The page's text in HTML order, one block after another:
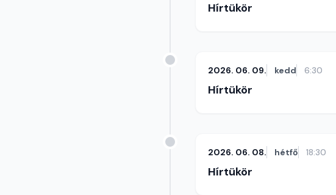
Hírtükör
2026. 06. 09. kedd 6:30
Hírtükör
2026. 06. 08. hétfő 18:30
Hírtükör